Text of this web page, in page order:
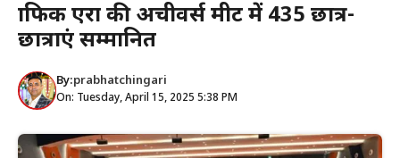
ग्राफिक एरा की अचीवर्स मीट में 435 छात्र-
छात्राएं सम्मानित
By:prabhatchingari
On: Tuesday, April 15, 2025 5:38 PM